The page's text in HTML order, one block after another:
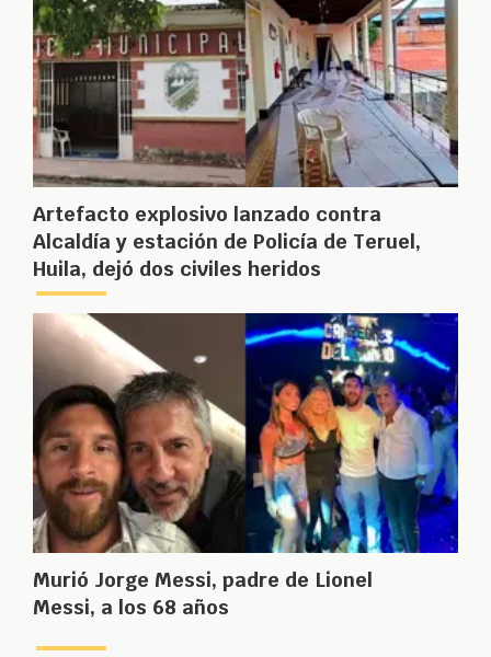
Artefacto explosivo lanzado contra
Alcaldía y estación de Policía de Teruel,
Huila, dejó dos civiles heridos
Murió Jorge Messi, padre de Lionel
Messi, a los 68 años